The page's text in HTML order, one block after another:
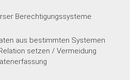
Berechtigungssysteme
aus bestimmten Systemen
setzen / Vermeidung